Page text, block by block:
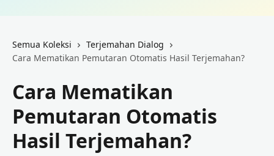
Semua Koleksi
Terjemahan Dialog
Cara Mematikan Pemutaran Otomatis Hasil Terjemahan?
Cara Mematikan
Pemutaran Otomatis
Hasil Terjemahan?